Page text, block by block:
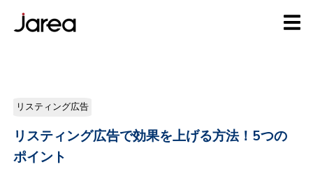
リスティング広告
リスティング広告で効果を上げる方法！5つの
ポイント